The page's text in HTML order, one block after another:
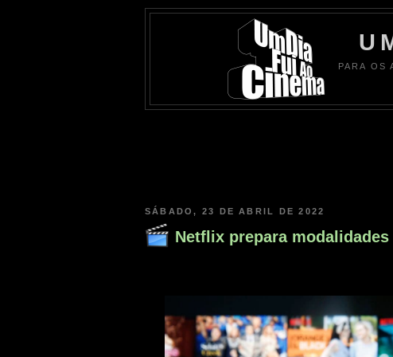
PARA OS
SÁBADO, 23 DE ABRIL DE 2022
Netflix prepara